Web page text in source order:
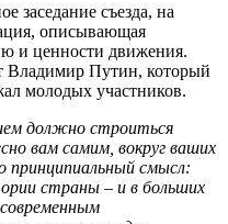
заседание съезда, на
описывающая
и ценности движения.
Владимир Путин, который
молодых участников.
должно строиться
вам самим, вокруг ваших
принципиальный смысл:
страны – и в больших
современным